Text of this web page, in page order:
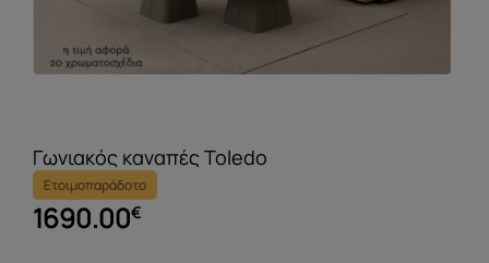
Γωνιακός καναπές Toledo
Ετοιμοπαράδοτο
1690.00€